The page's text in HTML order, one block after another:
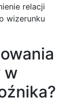
relacji
wizerunku
w